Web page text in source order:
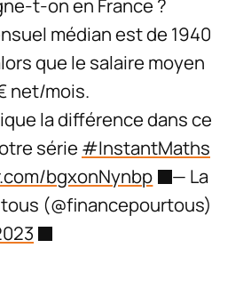
t-on en France ?
médian est de 1940
que le salaire moyen
net/mois.
la différence dans ce
série #InstantMaths
bgxonNynbp
— La
(@financepourtous)